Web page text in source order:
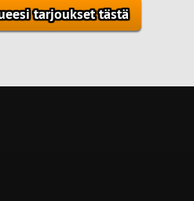
tarjoukset tästä